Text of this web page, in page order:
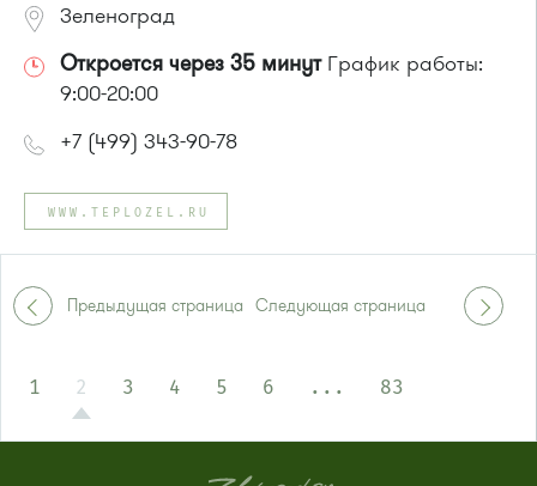
Зеленоград
Откроется через 35 минутГрафик работы:
9:00-20:00
+7 (499) 343-90-78
WWW.TEPLOZEL.RU
Предыдущая страница Следующая страница
1 2 3 4 5 6 ... 83